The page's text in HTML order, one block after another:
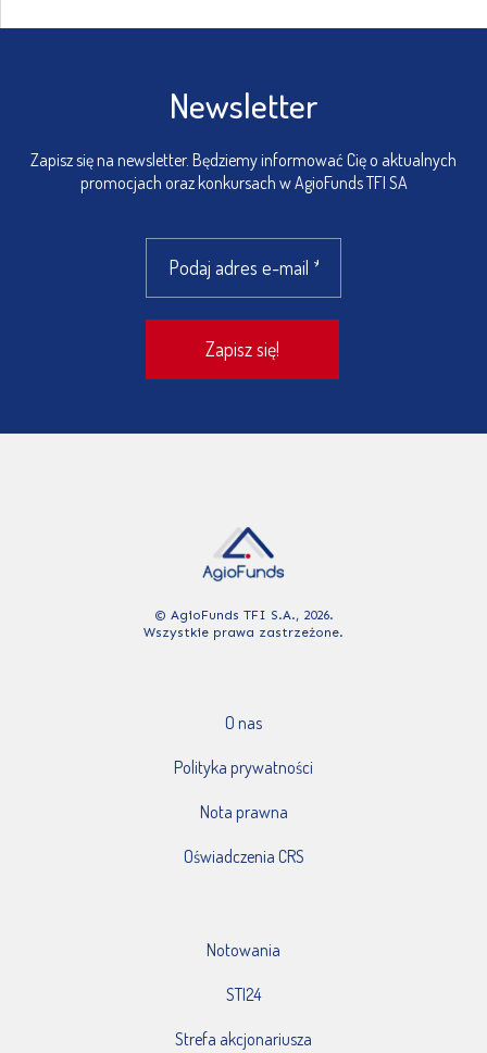
Newsletter
Zapisz się na newsletter. Będziemy informować Cię o aktualnych
promocjach oraz konkursach w AgioFunds TFI SA
© AgioFunds TFI S.A., 2026.
Wszystkie prawa zastrzeżone.
O nas
Polityka prywatności
Nota prawna
Oświadczenia CRS
Notowania
STI24
Strefa akcjonariusza